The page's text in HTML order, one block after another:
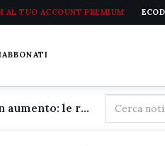
AL TUO ACCOUNT PREMIUM
ABBONATI
Secondo weekend da bollino nero sulla rete stradale, traffico in aumento: le raccomandazioni dell'Anas
Cerca
nel